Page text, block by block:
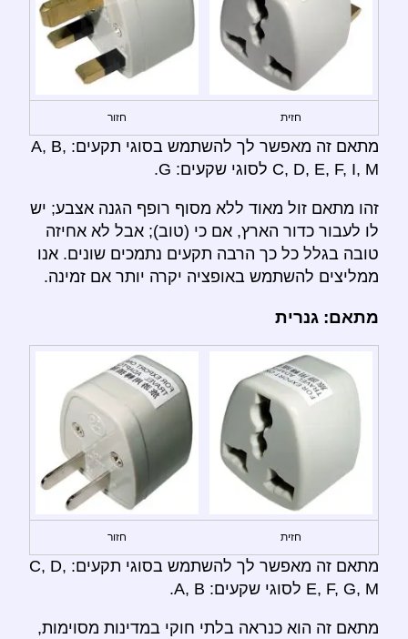
חזית חזור
מתאם זה מאפשר לך להשתמש בסוגי תקעים: A, B,
C, D, E, F, I, M לסוגי שקעים: G.
זהו מתאם זול מאוד ללא מסוף רופף הגנה אצבע; יש
לו לעבור כדור הארץ, אם כי (טוב); אבל לא אחיזה
טובה בגלל כל כך הרבה תקעים נתמכים שונים. אנו
ממליצים להשתמש באופציה יקרה יותר אם זמינה.
מתאם: גנרית
חזית חזור
מתאם זה מאפשר לך להשתמש בסוגי תקעים: C, D,
E, F, G, M לסוגי שקעים: A, B.
מתאם זה הוא כנראה בלתי חוקי במדינות מסוימות,